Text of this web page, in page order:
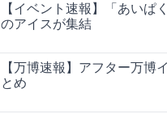
【イベント速報】「あいぱ
のアイスが集結
【万博速報】アフター万博
とめ